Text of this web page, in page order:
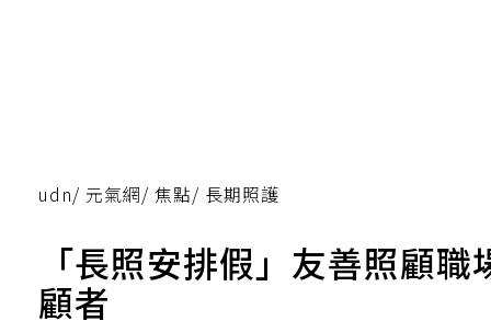
udn/ 元氣網/ 焦點/ 長期照護
「長照安排假」友善照顧
顧者